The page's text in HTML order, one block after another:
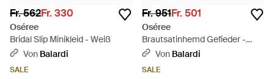
Fr. 562Fr. 330
Oséree
Bridal Slip Minikleid - Weiß
Von Balardi
SALE
Fr. 951Fr. 501
Oséree
Brautsatinhemd Gefieder -
WeißVon Balardi
SALE